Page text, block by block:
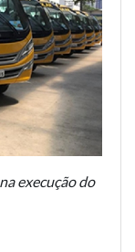
execução do